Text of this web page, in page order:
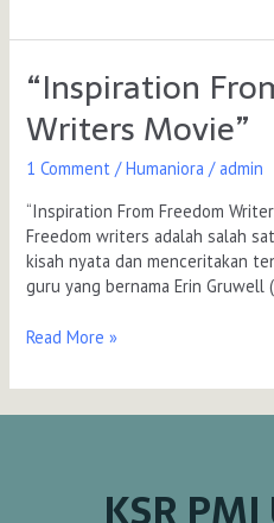
“Inspiration
Writers Movie”
1 Comment /Humaniora /admin
“Inspiration From Freedom
Freedom writers adalah salah
kisah nyata dan menceritakan
guru yang bernama Erin Gruwell
“Inspiration
From
Freedom
Movie”
Read More »